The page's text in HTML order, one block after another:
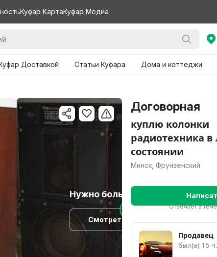
Куфар КартаКуфар Медиа
Доставкой Статьи Куфара Дома и коттеджи
Нужно больше вариантов?
Смотреть похожие
Договорная
куплю колонки
радиотехника
состоянии
Минск, Фрунзенский
Отвечает в
Продавец
был(а) 16